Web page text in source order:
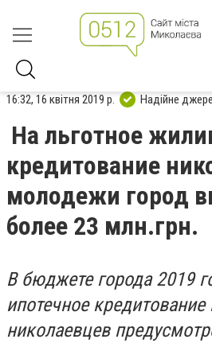
16:32, 16 квітня 2019 р. Надійне
На льготное
кредитование
молодежи город
более 23 млн.грн.
В бюджете города 2019
ипотечное
николаевцев